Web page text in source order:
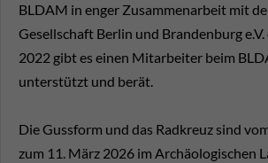
BLDAM in enger Zusammenarbeit mit
Gesellschaft Berlin und Brandenburg
2022 gibt es einen Mitarbeiter beim
unterstützt und berät.
Die Gussform und das Radkreuz sind
zum 11. März 2026 im Archäologischen